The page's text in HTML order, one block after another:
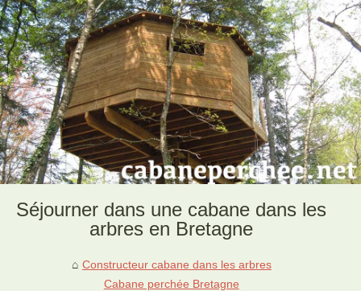
Séjourner dans une cabane dans les
arbres en Bretagne
Constructeur cabane dans les arbres
Cabane perchée Bretagne